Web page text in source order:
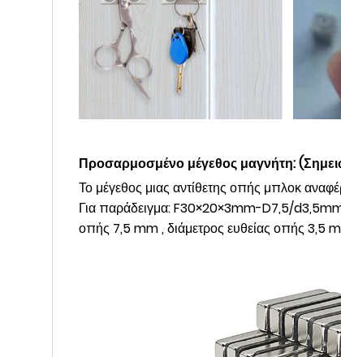
Προσαρμοσμένο μέγεθος μαγνήτη:
Το μέγεθος μιας αντίθετης οπής μπλοκ
Για παράδειγμα: F30×20×3mm-D7,5/
οπής 7,5 mm , διάμετρος ευθείας οπής 3,5